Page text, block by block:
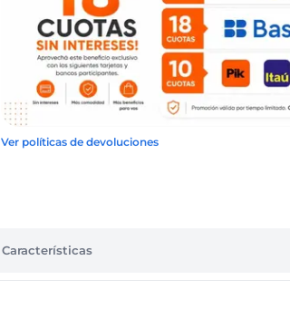
Ver políticas de devoluciones
Características